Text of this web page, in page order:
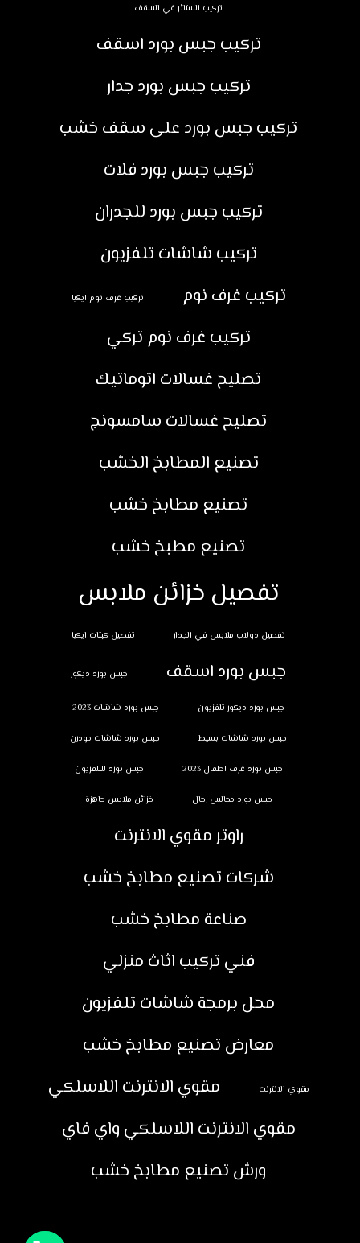
تركيب الستائر في السقف
تركيب جبس بورد اسقف
تركيب جبس بورد جدار
تركيب جبس بورد على سقف خشب
تركيب جبس بورد فلات
تركيب جبس بورد للجدران
تركيب شاشات تلفزيون
تركيب غرف نوم
تركيب غرف نوم ايكيا
تركيب غرف نوم تركي
تصليح غسالات اتوماتيك
تصليح غسالات سامسونج
تصنيع المطابخ الخشب
تصنيع مطابخ خشب
تصنيع مطبخ خشب
تفصيل خزائن ملابس
تفصيل دولاب ملابس في الجدار تفصيل كبتات ايكيا
جبس بورد اسقف جبس بورد ديكور
جبس بورد ديكور تلفزيون جبس بورد شاشات 2023
جبس بورد شاشات بسيط جبس بورد شاشات مودرن
جبس بورد غرف اطفال 2023 جبس بورد للتلفزيون
جبس بورد مجالس رجال خزائن ملابس جاهزة
راوتر مقوي الانترنت
شركات تصنيع مطابخ خشب
صناعة مطابخ خشب
فني تركيب اثاث منزلي
محل برمجة شاشات تلفزيون
معارض تصنيع مطابخ خشب
مقوي الانترنت
مقوي الانترنت اللاسلكي
مقوي الانترنت اللاسلكي واي فاي
ورش تصنيع مطابخ خشب